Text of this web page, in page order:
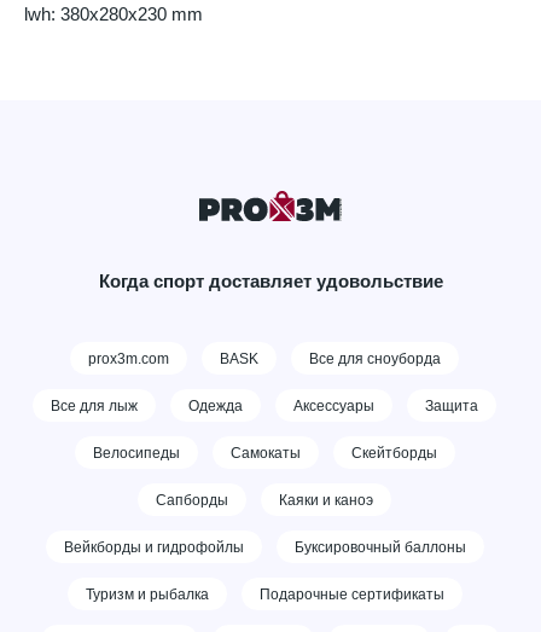
lwh: 380x280x230 mm
Когда спорт доставляет удовольствие
prox3m.com BASK Все для сноуборда
Все для лыж Одежда Аксессуары Защита
Велосипеды Самокаты Скейтборды
Сапборды Каяки и каноэ
Вейкборды и гидрофойлы Буксировочный баллоны
Туризм и рыбалка Подарочные сертификаты